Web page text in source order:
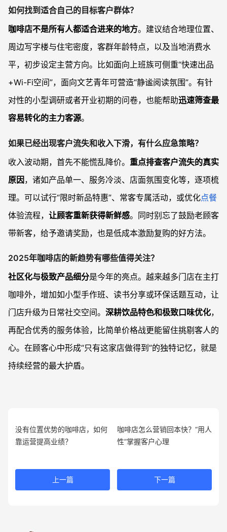
如何找到适合自己的目标客户群体？
咖啡店不是所有人都适合进来的地方。建议结合地理位置、
周边写字楼与住宅密度，客群年龄特点，以及当地消费水
平，初步设定主营方向。比如面向上班族可侧重“快速出品
+Wi-Fi空间”，面向文艺青年可营造“静谧阅读氛围”。有针
对性的小型调研或者开业初期的问卷，也能帮助迅速筛查最
容易转化的主力客源。
如果已经出现客户流失和收入下滑，有什么应急策略？
收入波动期，首先不能慌乱降价。 重点排查客户流失的真实
原因，诸如产品单一、服务冷淡、店面氛围变化等，逐项梳
理。可以试行“限时新品特惠”、常客专属活动，或优化点餐
体验流程， 让顾客重新获得新鲜感。同时别忘了鼓励老顾客
带新客，给予邀请奖励，也是低成本激励复购的好方法。
2025年咖啡店的新趋势有哪些值得关注？
社区化与极致产品细分是今年的亮点。越来越多门店在主打
咖啡外，增加如小型手作班、读书分享或环保话题互动，让
门店升级为日常社交空间。 深耕饮品特色和极致口味优化，
再配合优秀的服务体验，比简单价格战更能留住挑剔客人的
心。在顾客心中形成“只有这家店做得到”的独特记忆，就是
持续经营的最大护盾。
没有位置优势的咖啡店，如何
靠运营提高业绩？
上一篇
咖啡店怎么营销回本快？“用人
性”掌握客户心理
下一篇